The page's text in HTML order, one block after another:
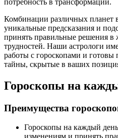
потребность в трансформации.
Комбинации различных планет
уникальные предсказания и
принять правильные решения
трудностей. Наши астрологи
работы с гороскопами и готовы
тайны, скрытые в ваших
Гороскопы на
Преимущества
Гороскопы на каждый